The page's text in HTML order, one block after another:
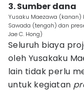
3. Sumber dana
Yusaku Maezawa (kanan)
Sawada (tengah) dan
Jae C. Hong)
Seluruh biaya
oleh Yusakaku
lain tidak perlu
untuk kegiatan